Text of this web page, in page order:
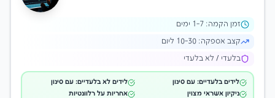
זמן הקמה: 1 -7 ימים
קצב אספקה: 10-30 ליום
בלעדי / לא בלעדי
לידים בלעדיים: עם סינון
לידים לא בלעדיים: עם סינון
ניקיון אשראי מצוין
אחריות על רלוונטיות